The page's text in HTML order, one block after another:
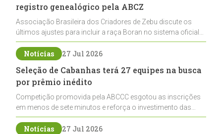
registro genealógico pela ABCZ
Associação Brasileira dos Criadores de Zebu discute os
últimos ajustes para incluir a raça Boran no sistema oficial
de registros, abrindo caminho para sua expansão na
pecuária nacional
Notícias 27 Jul 2026
Seleção de Cabanhas terá 27 equipes na busca
por prêmio inédito
Competição promovida pela ABCCC esgotou as inscrições
em menos de sete minutos e reforça o investimento das
cabanhas na seleção genética de Cavalos Crioulos voltados
ao laço
Notícias 27 Jul 2026